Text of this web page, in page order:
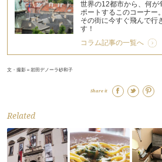
世界の12都市から、何が
ポートするこのコーナー。
その街に今すぐ飛んで行
す！
コラム記事の一覧へ
文・撮影＝岩田デノーラ砂和子
Share it
Related